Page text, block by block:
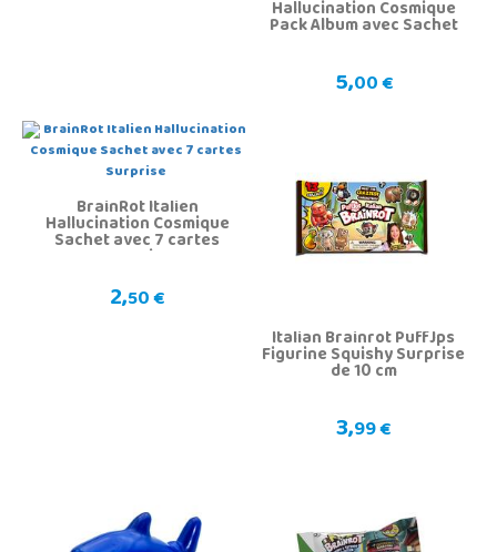
Hallucination Cosmique
Pack Album avec Sachet
5,00 €
BrainRot Italien
Hallucination Cosmique
Sachet avec 7 cartes
Surprise
2,50 €
Italian Brainrot PuffJps
Figurine Squishy Surprise
de 10 cm
3,99 €